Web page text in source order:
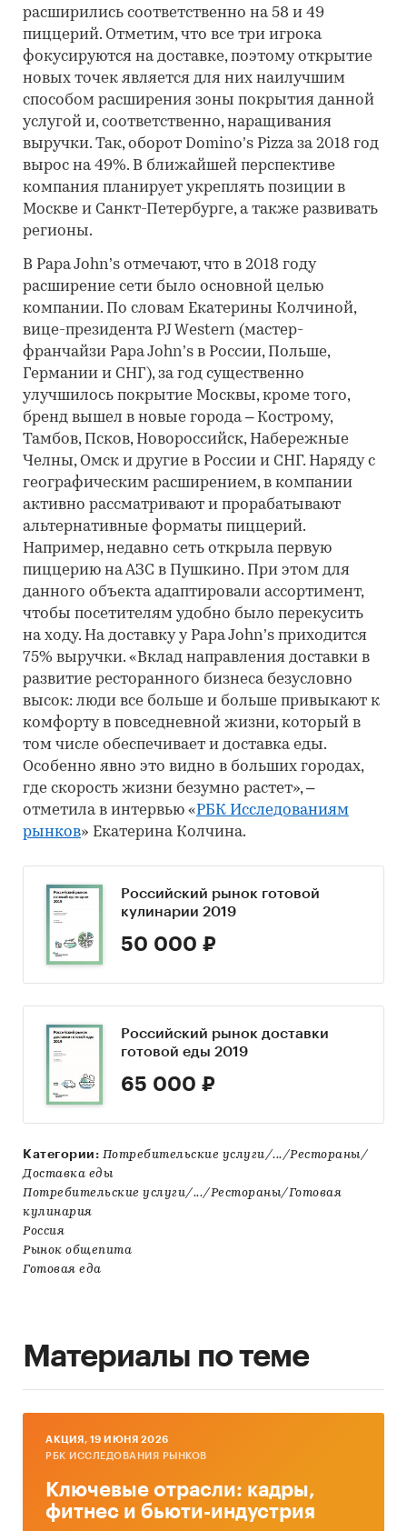
расширились соответственно на 58 и 49
пиццерий. Отметим, что все три игрока
фокусируются на доставке, поэтому открытие
новых точек является для них наилучшим
способом расширения зоны покрытия данной
услугой и, соответственно, наращивания
выручки. Так, оборот Domino’s Pizza за 2018 год
вырос на 49%. В ближайшей перспективе
компания планирует укреплять позиции в
Москве и Санкт-Петербурге, а также развивать
регионы.
В Papa John’s отмечают, что в 2018 году
расширение сети было основной целью
компании. По словам Екатерины Колчиной,
вице-президента PJ Western (мастер-
франчайзи Papa John’s в России, Польше,
Германии и СНГ), за год существенно
улучшилось покрытие Москвы, кроме того,
бренд вышел в новые города – Кострому,
Тамбов, Псков, Новороссийск, Набережные
Челны, Омск и другие в России и СНГ. Наряду с
географическим расширением, в компании
активно рассматривают и прорабатывают
альтернативные форматы пиццерий.
Например, недавно сеть открыла первую
пиццерию на АЗС в Пушкино. При этом для
данного объекта адаптировали ассортимент,
чтобы посетителям удобно было перекусить
на ходу. На доставку у Papa John’s приходится
75% выручки. «Вклад направления доставки в
развитие ресторанного бизнеса безусловно
высок: люди все больше и больше привыкают к
комфорту в повседневной жизни, который в
том числе обеспечивает и доставка еды.
Особенно явно это видно в больших городах,
где скорость жизни безумно растет», –
отметила в интервью «РБК Исследованиям
рынков» Екатерина Колчина.
Российский рынок готовой
кулинарии 2019
50 000 ₽
Российский рынок доставки
готовой еды 2019
65 000 ₽
Категории: Потребительские услуги/.../Рестораны/
Доставка еды
Потребительские услуги/.../Рестораны/Готовая
кулинария
Россия
Рынок общепита
Готовая еда
Материалы по теме
AКЦИЯ, 19 ИЮНЯ 2026
РБК ИССЛЕДОВАНИЯ РЫНКОВ
Ключевые отрасли: кадры,
фитнес и бьюти-индустрия